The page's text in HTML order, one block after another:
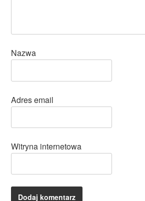
Nazwa
Adres email
Witryna internetowa